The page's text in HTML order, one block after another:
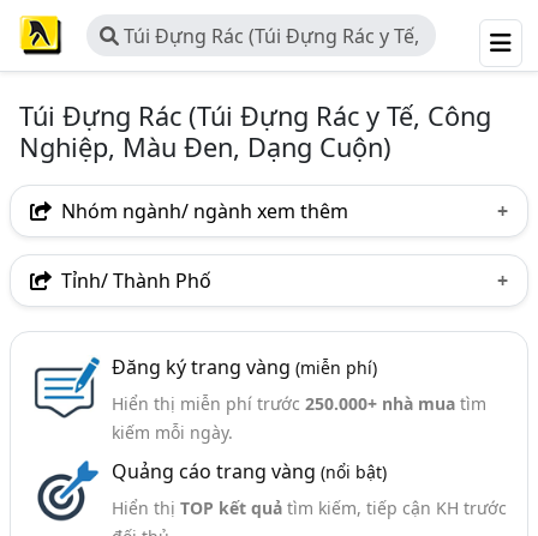
Túi Đựng Rác (Túi Đựng Rác y Tế,
Công Nghiệp, Màu Đen, Dạng
Túi Đựng Rác (Túi Đựng Rác y Tế, Công
Nghiệp, Màu Đen, Dạng Cuộn)
Nhóm ngành/ ngành xem thêm
Ngành nghề
Ngành xem thêm
Túi Nilon PE, Túi PP, Túi HDPE,.. (869)
Tỉnh/ Thành Phố
Bình Dương
Tp. Đà Nẵng
An Giang
Hưng Yên
TP. Cần Thơ
Vĩnh Phúc Bắc Giang
Hải Dương
Long An Ninh Bình Tây Ninh
Đăng ký trang vàng (miễn phí)
Hiển thị miễn phí trước 250.000+ nhà muatìm
kiếm mỗi ngày.
Quảng cáo trang vàng (nổi bật)
Hiển thị TOP kết quảtìm kiếm, tiếp cận KH trước